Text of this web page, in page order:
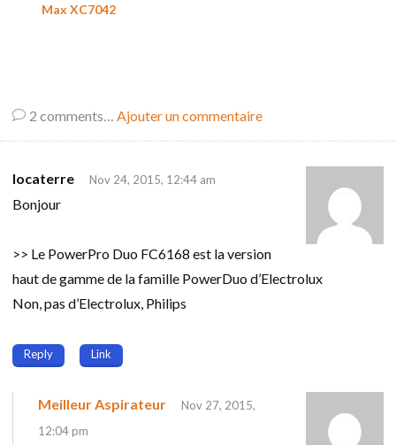
Max XC7042
2 comments… Ajouter un commentaire
locaterre Nov 24, 2015, 12:44 am
Bonjour
>> Le PowerPro Duo FC6168 est la version
haut de gamme de la famille PowerDuo d’Electrolux
Non, pas d’Electrolux, Philips
Reply Link
Meilleur Aspirateur
Nov 27, 2015,
12:04 pm